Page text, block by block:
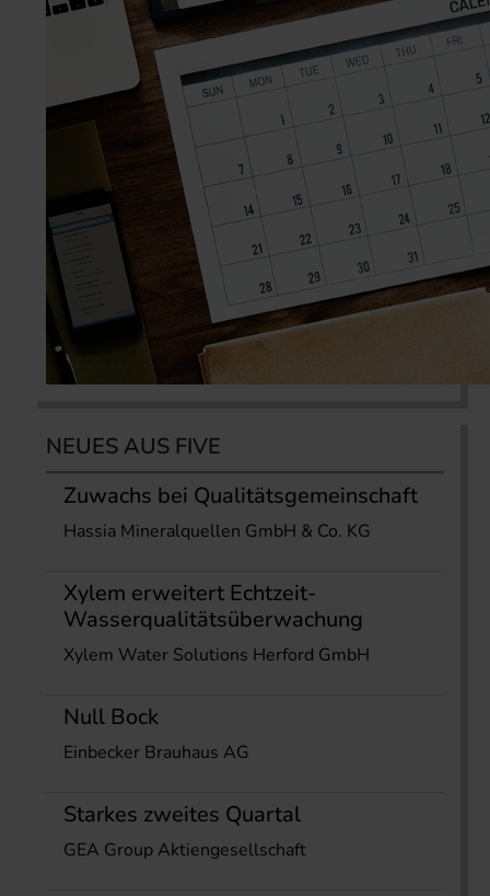
NEUES AUS FIVE
Zuwachs bei Qualitätsgemeinschaft
Hassia Mineralquellen GmbH & Co. KG
Xylem erweitert Echtzeit-
Wasserqualitätsüberwachung
Xylem Water Solutions Herford GmbH
Null Bock
Einbecker Brauhaus AG
Starkes zweites Quartal
GEA Group Aktiengesellschaft